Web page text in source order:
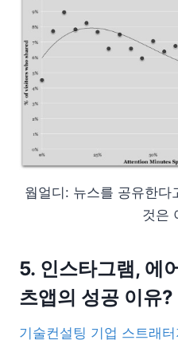
웝얼디: 뉴스를 공유한다
것은
5. 인스타그램, 에
츠앱의 성공 이유?
기술컨설팅 기업 스트래